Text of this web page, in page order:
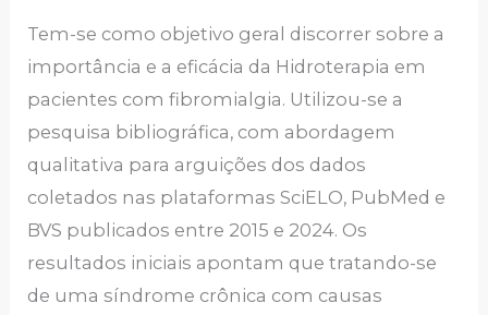
Tem-se como objetivo geral discorrer sobre a
importância e a eficácia da Hidroterapia em
pacientes com fibromialgia. Utilizou-se a
pesquisa bibliográfica, com abordagem
qualitativa para arguições dos dados
coletados nas plataformas SciELO, PubMed e
BVS publicados entre 2015 e 2024. Os
resultados iniciais apontam que tratando-se
de uma síndrome crônica com causas